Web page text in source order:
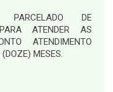
PARCELADO DE
ATENDER AS
ATENDIMENTO
MESES.